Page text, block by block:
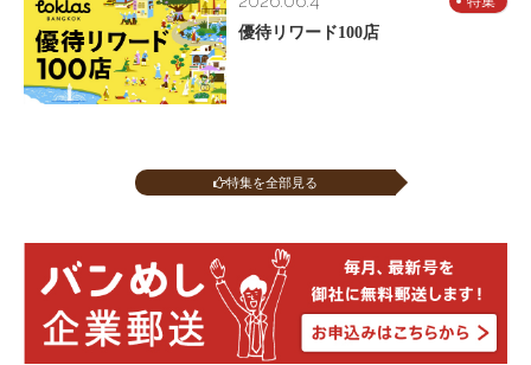
優待リワード100店
特集を全部見る